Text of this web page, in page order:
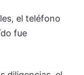
el teléfono
fue